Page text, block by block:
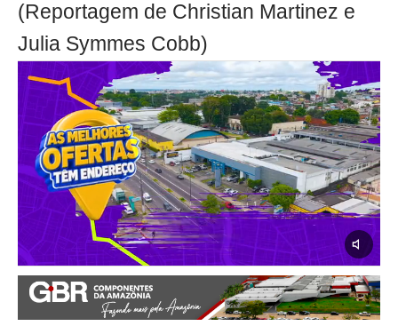
(Reportagem de Christian Martinez e
Julia Symmes Cobb)